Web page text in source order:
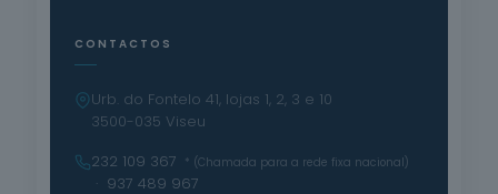
CONTACTOS
Urb. do Fontelo 41, lojas 1, 2, 3 e 10
3500-035 Viseu
232 109 367
* (Chamada para a rede fixa nacional)
· 937 489 967